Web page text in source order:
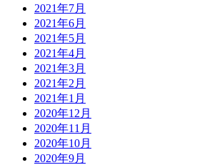
2021年7月
2021年6月
2021年5月
2021年4月
2021年3月
2021年2月
2021年1月
2020年12月
2020年11月
2020年10月
2020年9月